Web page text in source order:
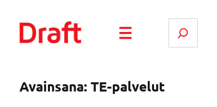
sisältöön
Avainsana: TE-palvelut